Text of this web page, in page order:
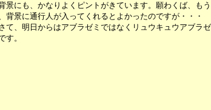
景にも、かなりよくピントがきています。願わくば、も
背景に通行人が入ってくれるとよかったのですが・・・
て、明日からはアブラゼミではなくリュウキュウアブラ
す。